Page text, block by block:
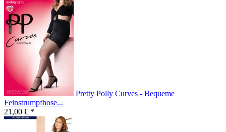
Pretty Polly Curves - Bequeme
Feinstrumpfhose...
21,00 € *